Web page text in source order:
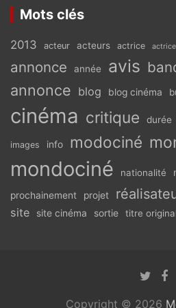
Mots clés
2013 acteur acteurs actrice
annonce année avis
annonce blog blog cinéma
cinéma critique durée
images info modociné
mondociné nationalité
prochainement projet
site site cinéma sortie titre original
Copyright © 2026